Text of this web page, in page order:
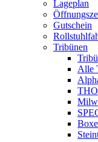
Lageplan
Gutschein
Tribünen
Alle